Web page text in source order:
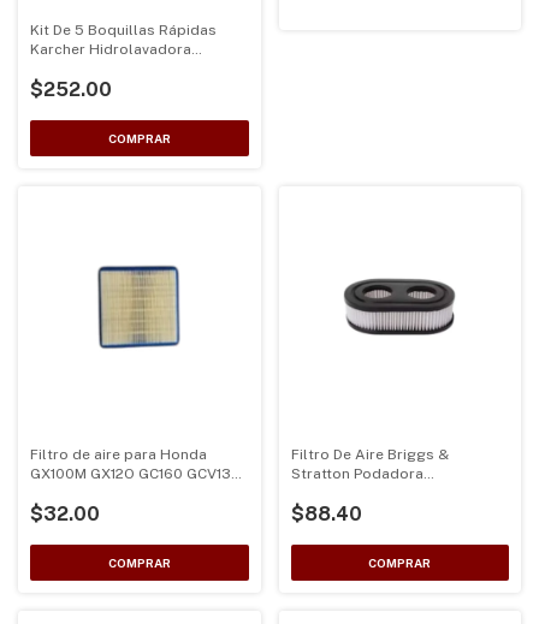
Kit De 5 Boquillas Rápidas
Karcher Hidrolavadora
$252.00
Filtro de aire para Honda
GX100M GX12O GC160 GCV135
(Azul con blanco)
$32.00
Filtro De Aire Briggs &
Stratton Podadora
798452
$88.40